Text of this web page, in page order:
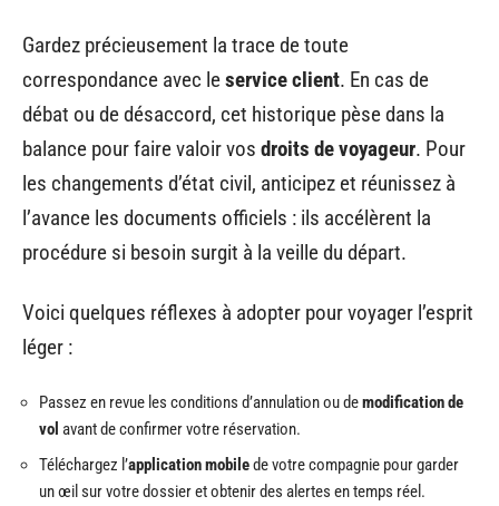
Gardez précieusement la trace de toute
correspondance avec leservice client. En cas de
débat ou de désaccord, cet historique pèse dans la
balance pour faire valoir vos droits de voyageur. Pour
les changements d’état civil, anticipez et réunissez à
l’avance les documents officiels : ils accélèrent la
procédure si besoin surgit à la veille du départ.
Voici quelques réflexes à adopter pour voyager l’esprit
léger :
Passez en revue les conditions d’annulation ou demodification de
vol avant de confirmer votre réservation.
Téléchargez l’application mobilede votre compagnie pour garder
un œil sur votre dossier et obtenir des alertes en temps réel.